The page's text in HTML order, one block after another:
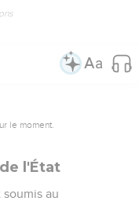
le moment.
l'État
au